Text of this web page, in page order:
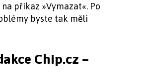
příkaz »Vymazat«. Po
byste tak měli
Chip.cz –